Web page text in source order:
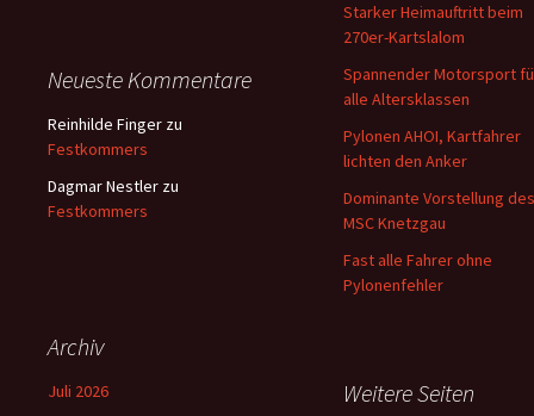
Starker Heimauftritt beim
270er-Kartslalom
Spannender Motorsport
alle Altersklassen
Pylonen AHOI, Kartfahrer
lichten den Anker
Dominante Vorstellung des
MSC Knetzgau
Fast alle Fahrer ohne
Pylonenfehler
Neueste Kommentare
Reinhilde Finger zu
Festkommers
Dagmar Nestler zu
Festkommers
Archiv
Juli 2026
Weitere Seiten